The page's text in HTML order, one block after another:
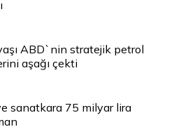
ABD`nin stratejik petrol
aşağı çekti
sanatkara 75 milyar lira